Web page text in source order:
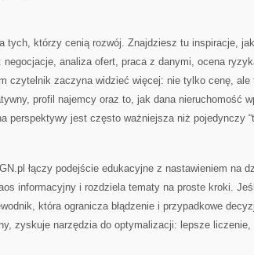
tych, którzy cenią rozwój. Znajdziesz tu inspiracje, jak
negocjacje, analiza ofert, praca z danymi, ocena
czytelnik zaczyna widzieć więcej: nie tylko cenę, ale
profil najemcy oraz to, jak dana nieruchomość
perspektywy jest często ważniejsza niż pojedynczy
łączy podejście edukacyjne z nastawieniem na
informacyjny i rozdziela tematy na proste kroki.
która ogranicza błądzenie i przypadkowe
zyskuje narzędzia do optymalizacji: lepsze liczenie,